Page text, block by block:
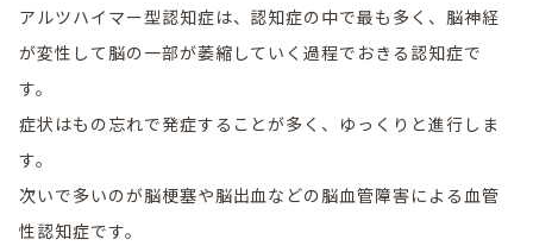
アルツハイマー型認知症は、認知症の中で最も多く、脳神経
が変性して脳の一部が萎縮していく過程でおきる認知症で
す。
症状はもの忘れで発症することが多く、ゆっくりと進行しま
す。
次いで多いのが脳梗塞や脳出血などの脳血管障害による血管
性認知症です。